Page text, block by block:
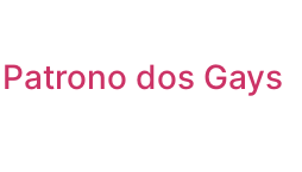
dos Gays